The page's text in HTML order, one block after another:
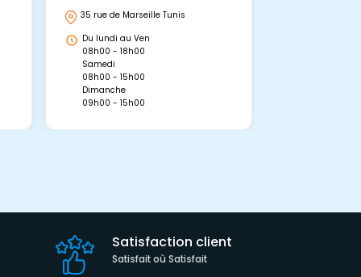
35 rue de Marseille Tunis
Du lundi au Ven
08h00 - 18h00
Samedi
08h00 - 15h00
Dimanche
09h00 - 15h00
Satisfaction client
Satisfait où Satisfait